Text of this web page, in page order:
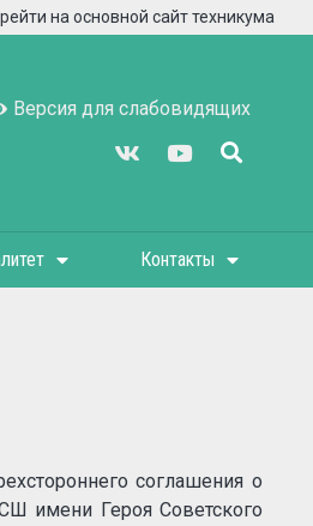
на основной сайт техникума
Версия для слабовидящих
Контакты
соглашения о
имени Героя Советского